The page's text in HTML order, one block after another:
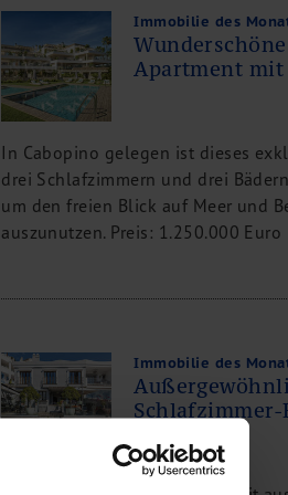
Immobilie des
Apartment mit
In Cabopino gelegen ist dieses
drei Schlafzimmern und drei
um den freien Blick auf Meer und
auszunutzen. Preis: 1.250.000 Euro
Immobilie des
Schlafzimmer-